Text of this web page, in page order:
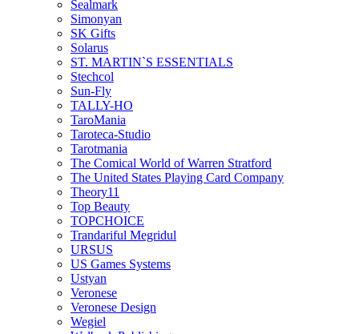
Sealmark
Simonyan
SK Gifts
Solarus
ST. MARTIN`S ESSENTIALS
Stechcol
Sun-Fly
TALLY-HO
TaroMania
Taroteca-Studio
Tarotmania
The Comical World of Warren Stratford
The United States Playing Card Company
Theory11
Top Beauty
TOPCHOICE
Trandariful Megridul
URSUS
US Games Systems
Ustyan
Veronese
Veronese Design
Wegiel